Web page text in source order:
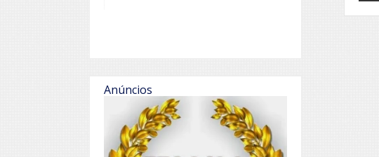
Anúncios